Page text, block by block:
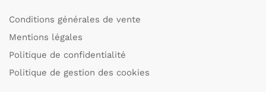
Conditions générales de vente
Mentions légales
Politique de confidentialité
Politique de gestion des cookies